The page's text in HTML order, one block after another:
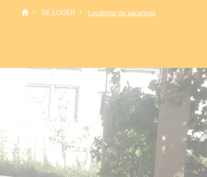
SE LOGER Locations de vacances